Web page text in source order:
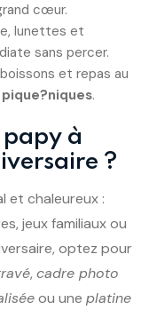
cœur.
lunettes et
sans percer.
et repas au
.
à
?
et chaleureux :
jeux familiaux ou
optez pour
, cadre photo
ou une platine